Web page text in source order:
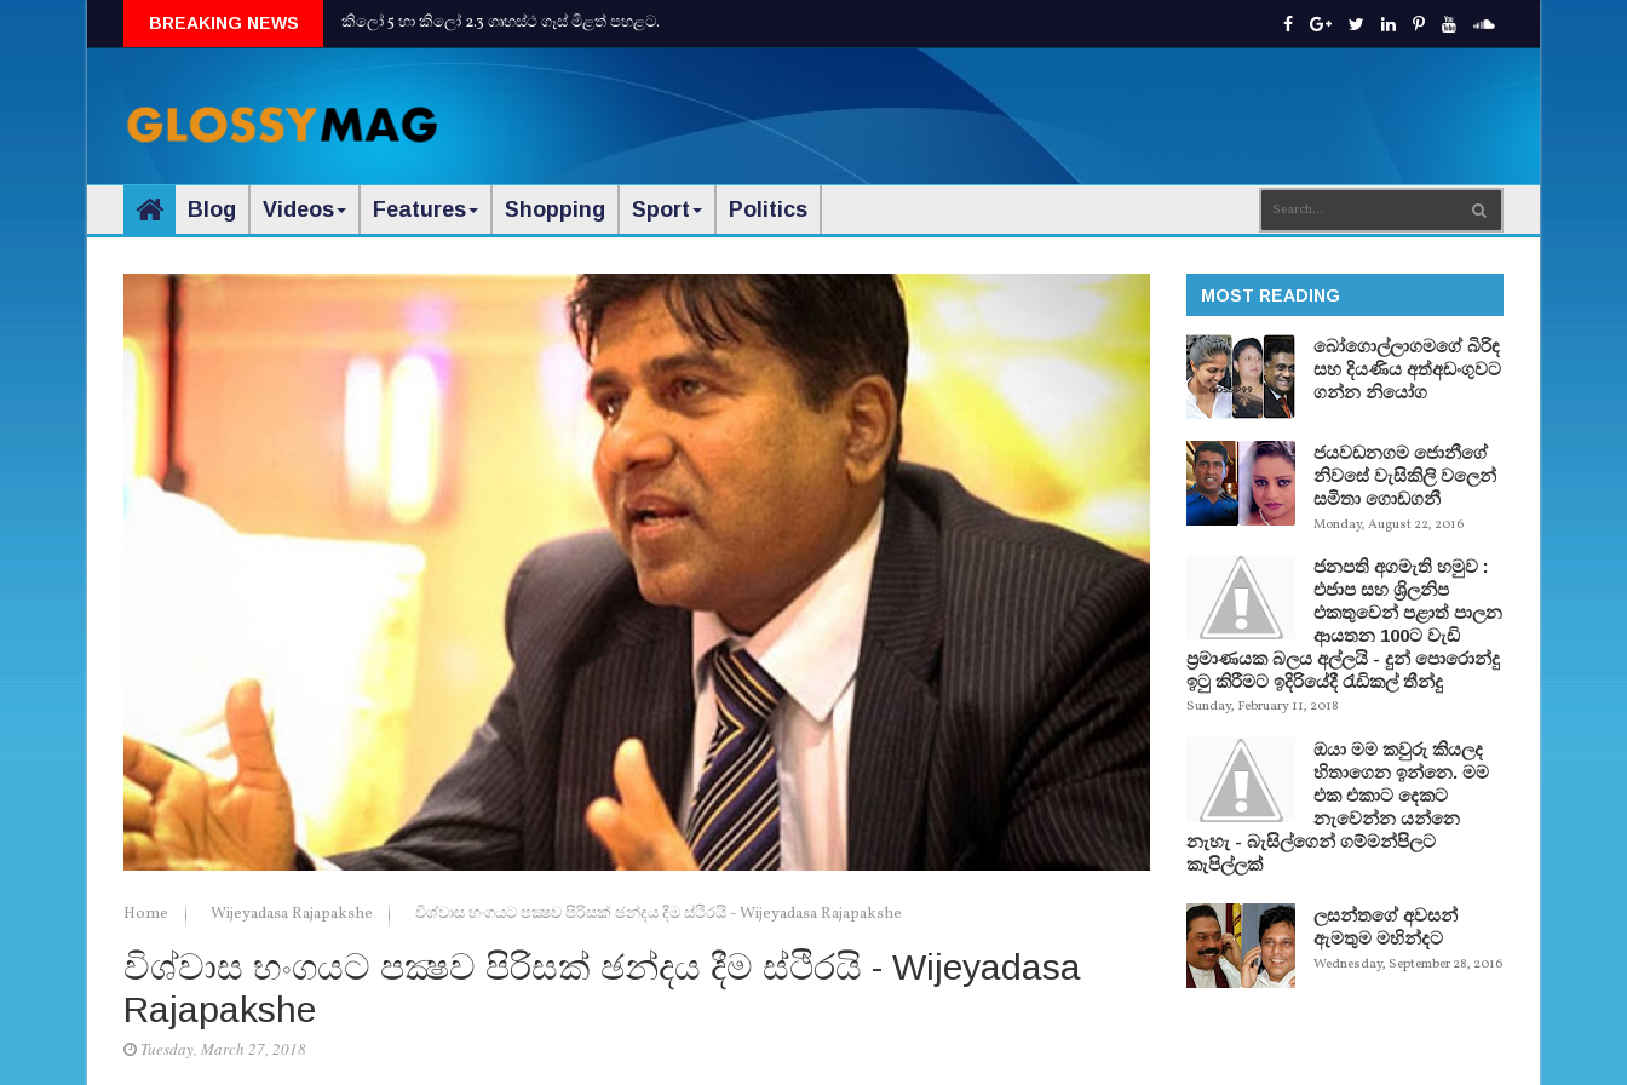
BREAKING NEWS කිලෝ 5 හා කිලෝ 2.3 ගෘහස්ථ ගෑස් මිළත් පහළට.
Blog Videos Features Shopping Sport Politics
Home Wijeyadasa Rajapakshe විශ්වාස භංගයට පක්‍ෂව පිරිසක් ඡන්දය දීම ස්ථිරයි - Wijeyadasa Rajapakshe
විශ්වාස භංගයට පක්‍ෂව පිරිසක් ඡන්දය දීම ස්ථිරයි - Wijeyadasa
Rajapakshe
Tuesday, March 27, 2018
MOST READING
බෝගොල්ලාගමගේ බිරිඳ
සහ දියණිය අත්අඩංගුවට
ගන්න නියෝග
ජයවඩනගම ජොනීගේ
නිවසේ වැසිකිලි වලෙන්
සමිතා ගොඩගනී
Monday, August 22, 2016
ජනපති අගමැති හමුව :
එජාප සහ ශ්‍රිලනිප
එකතුවෙන් පළාත් පාලන
ආයතන 100ට වැඩි
ප්‍රමාණයක බලය අල්ලයි - දුන් පොරොන්දු
ඉටු කිරීමට ඉදිරියේදී රැඩිකල් තීන්දු
Sunday, February 11, 2018
ඔයා මම කවුරු කියලද
හිතාගෙන ඉන්නෙ. මම
එක එකාට දෙකට
නැවෙන්න යන්නෙ
නැහැ - බැසිල්ගෙන් ගම්මන්පිලට
කැපිල්ලක්
ලසන්තගේ අවසන්
ඇමතුම මහින්දට
Wednesday, September 28, 2016